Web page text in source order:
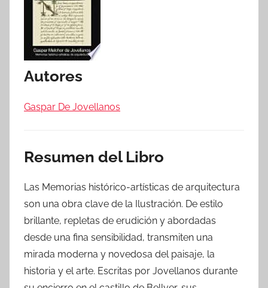
Autores
Gaspar De Jovellanos
Resumen del Libro
Las Memorias histórico-artísticas de arquitectura
son una obra clave de la Ilustración. De estilo
brillante, repletas de erudición y abordadas
desde una fina sensibilidad, transmiten una
mirada moderna y novedosa del paisaje, la
historia y el arte. Escritas por Jovellanos durante